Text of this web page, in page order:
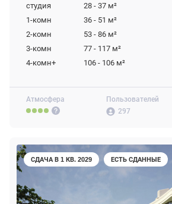
Атмосфера
Пользователей
297
студия 28 - 37 м²
1-комн
36 - 51 м²
2-комн
53 - 86 м²
3-комн
77 - 117 м²
4-комн+
106 - 106 м²
СДАЧА В 1 КВ. 2029 ЕСТЬ СДАННЫЕ